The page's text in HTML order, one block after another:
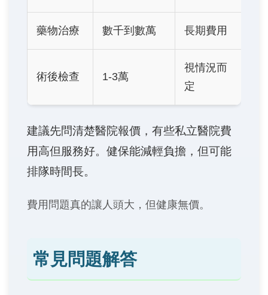
藥物治療 數千到數萬 長期費用
術後檢查 1-3萬
視情況而
定
建議先問清楚醫院報價，有些私立醫院費
用高但服務好。健保能減輕負擔，但可能
排隊時間長。
費用問題真的讓人頭大，但健康無價。
常見問題解答